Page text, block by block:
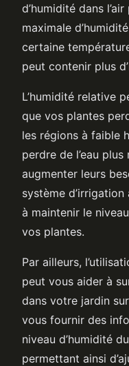
d’humidité dans
maximale
certaine
peut contenir plus
L’humidité relative
que vos plantes
les régions à faible
perdre de l’eau
augmenter leurs
système
à maintenir le
vos plantes.
Par ailleurs,
peut vous aider à
dans votre jardin
vous fournir des
niveau d’humidité
permettant ainsi